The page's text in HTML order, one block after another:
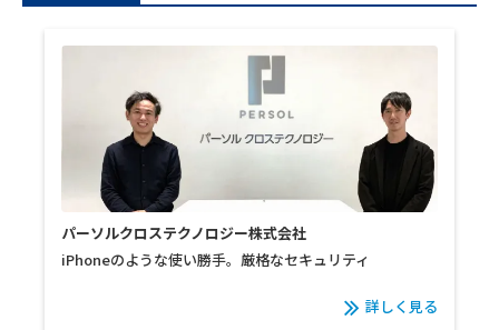
パーソルクロステクノロジー株式会社
iPhoneのような使い勝手。厳格なセキュリティ
詳しく見る